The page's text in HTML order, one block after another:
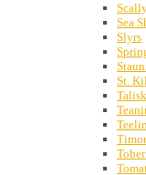
Sea
Slyrs
St.